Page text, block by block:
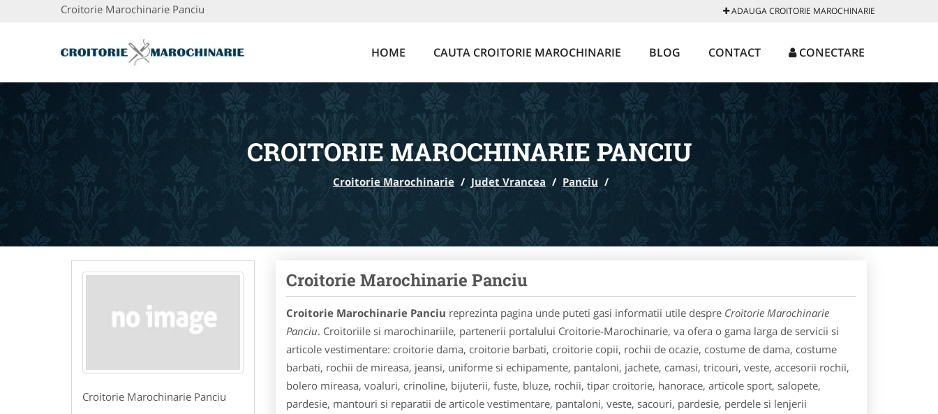
Croitorie Marochinarie Panciu ADAUGA CROITORIE MAROCHINARIE
HOME CAUTA CROITORIE MAROCHINARIE BLOG CONTACT CONECTARE
CROITORIE MAROCHINARIE PANCIU
Croitorie Marochinarie / Judet Vrancea / Panciu /
Croitorie Marochinarie Panciu
Croitorie Marochinarie Panciu
Croitorie Marochinarie Panciu reprezinta pagina unde puteti gasi informatii utile despre Croitorie Marochinarie
Panciu. Croitoriile si marochinariile, partenerii portalului Croitorie-Marochinarie, va ofera o gama larga de servicii si
articole vestimentare: croitorie dama, croitorie barbati, croitorie copii, rochii de ocazie, costume de dama, costume
barbati, rochii de mireasa, jeansi, uniforme si echipamente, pantaloni, jachete, camasi, tricouri, veste, accesorii rochii,
bolero mireasa, voaluri, crinoline, bijuterii, fuste, bluze, rochii, tipar croitorie, hanorace, articole sport, salopete,
pardesie, mantouri si reparatii de articole vestimentare, pantaloni, veste, sacouri, pardesie, perdele si lenjerii